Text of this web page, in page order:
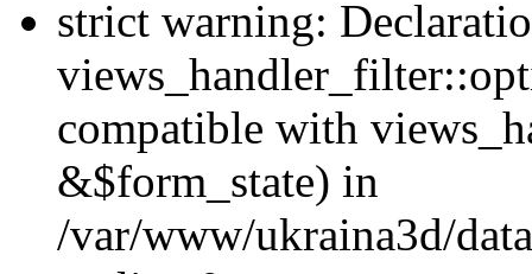
strict warning:
compatible with
&$form_state) in
/var/www/ukraina3d/